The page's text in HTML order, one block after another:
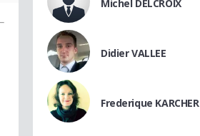
Michel DELCROIX
Didier VALLEE
Frederique KARCHER